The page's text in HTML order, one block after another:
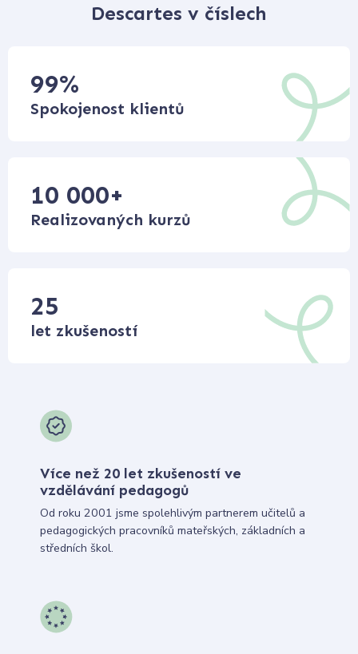
Descartes v číslech
99%
Spokojenost klientů
10 000+
Realizovaných kurzů
25
let zkušeností
Více než 20 let zkušeností ve
vzdělávání pedagogů
Od roku 2001 jsme spolehlivým partnerem učitelů a
pedagogických pracovníků mateřských, základních a
středních škol.